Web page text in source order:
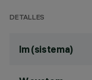
DETALLES
lm (sistema)